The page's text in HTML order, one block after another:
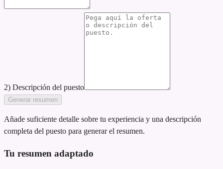
2) Descripción del puesto
Generar resumen
Añade suficiente detalle sobre tu experiencia y una descripción
completa del puesto para generar el resumen.
Tu resumen adaptado